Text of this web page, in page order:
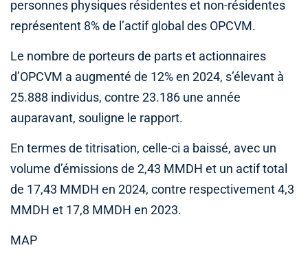
personnes physiques résidentes et non-résidentes
représentent 8% de l’actif global des OPCVM.
Le nombre de porteurs de parts et actionnaires
d’OPCVM a augmenté de 12% en 2024, s’élevant à
25.888 individus, contre 23.186 une année
auparavant, souligne le rapport.
En termes de titrisation, celle-ci a baissé, avec un
volume d’émissions de 2,43 MMDH et un actif total
de 17,43 MMDH en 2024, contre respectivement 4,3
MMDH et 17,8 MMDH en 2023.
MAP